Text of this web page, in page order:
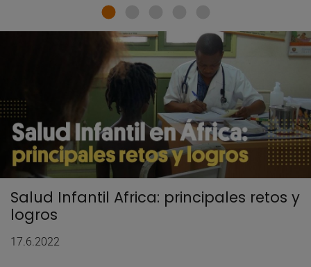
Salud Infantil Africa: principales retos y
logros
17.6.2022